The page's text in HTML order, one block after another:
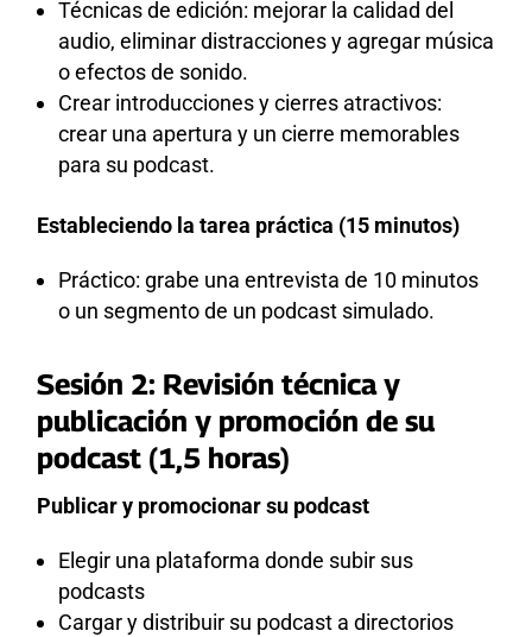
Técnicas de edición: mejorar la calidad del
audio, eliminar distracciones y agregar música
o efectos de sonido.
Crear introducciones y cierres atractivos:
crear una apertura y un cierre memorables
para su podcast.
Estableciendo la tarea práctica (15 minutos)
Práctico: grabe una entrevista de 10 minutos
o un segmento de un podcast simulado.
Sesión 2: Revisión técnica y
publicación y promoción de su
podcast (1,5 horas)
Publicar y promocionar su podcast
Elegir una plataforma donde subir sus
podcasts
Cargar y distribuir su podcast a directorios